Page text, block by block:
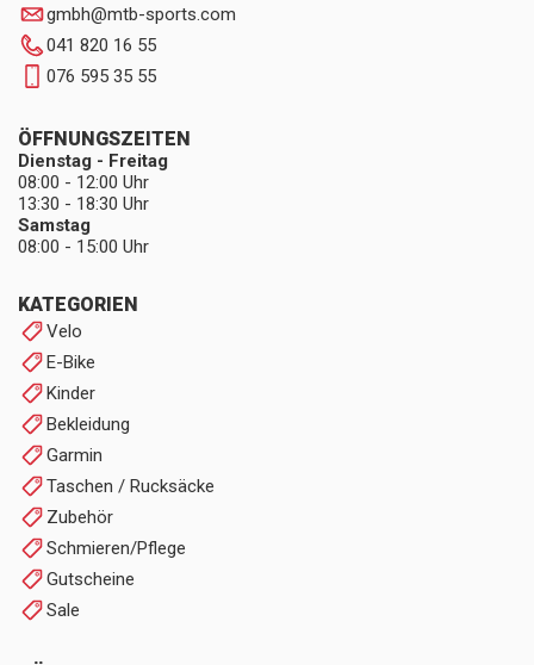
gmbh@mtb-sports.com
041 820 16 55
076 595 35 55
KATEGORIEN
Velo
E-Bike
Kinder
Bekleidung
Garmin
Taschen / Rucksäcke
Zubehör
Schmieren/Pflege
Gutscheine
Sale
ÖFFNUNGSZEITEN
Dienstag - Freitag
08:00 - 12:00 Uhr
13:30 - 18:30 Uhr
Samstag
08:00 - 15:00 Uhr